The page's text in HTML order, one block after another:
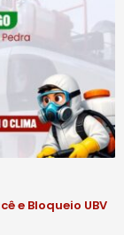
e Bloqueio UBV